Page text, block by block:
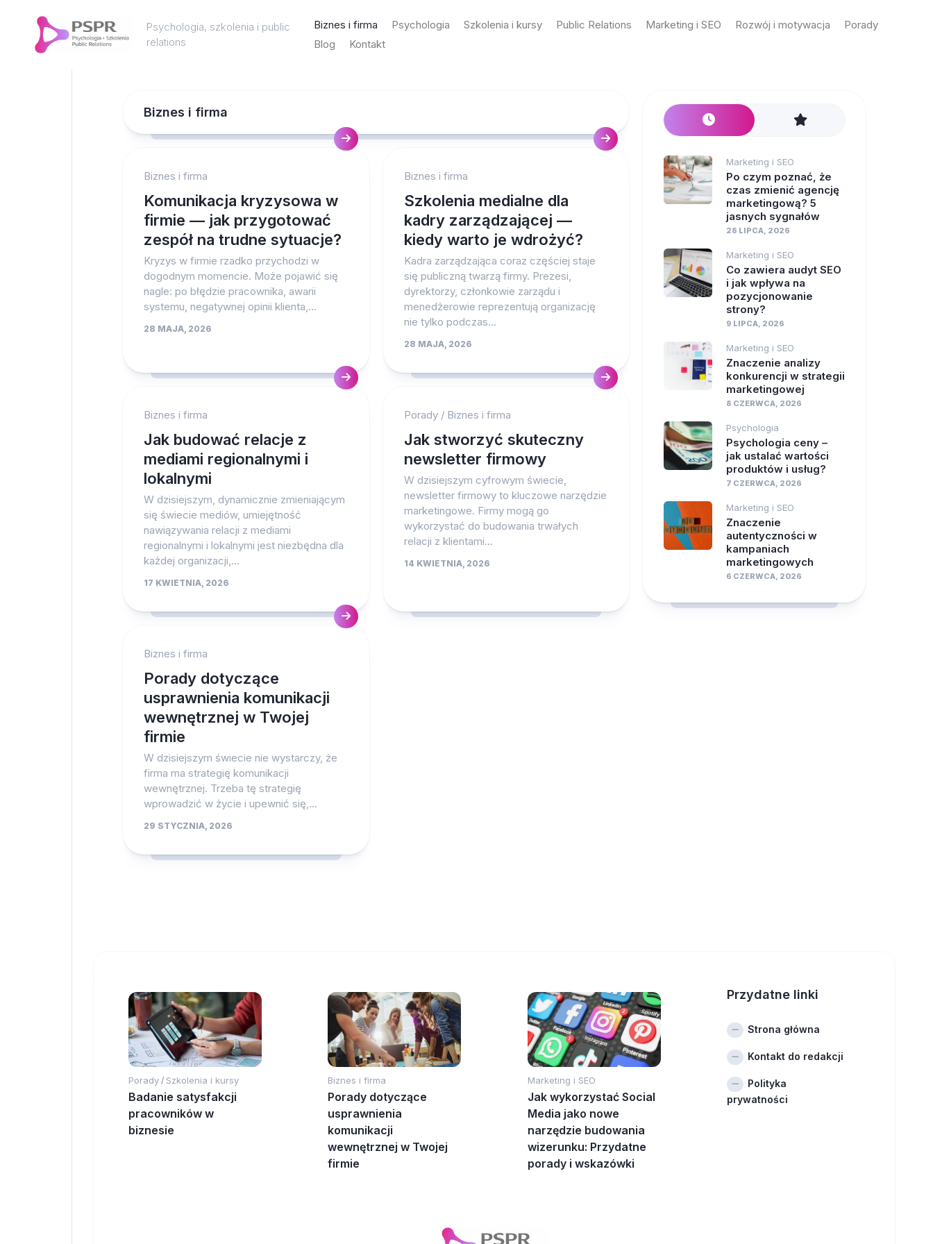
Psychologia, szkolenia i public
relations
Biznes i firma Psychologia Szkolenia i kursy Public Relations Marketing i SEO Rozwój i motywacja
Porady
Blog
Kontakt
Biznes i firma
Biznes i firma
Komunikacja kryzysowa w
firmie — jak przygotować
zespół na trudne sytuacje?
Kryzys w firmie rzadko przychodzi w
dogodnym momencie. Może pojawić się
nagle: po błędzie pracownika, awarii
systemu, negatywnej opinii klienta,...
28 MAJA, 2026
Biznes i firma
Szkolenia medialne dla
kadry zarządzającej —
kiedy warto je wdrożyć?
Kadra zarządzająca coraz częściej staje
się publiczną twarzą firmy. Prezesi,
dyrektorzy, członkowie zarządu i
menedżerowie reprezentują organizację
nie tylko podczas...
28 MAJA, 2026
Biznes i firma
Jak budować relacje z
mediami regionalnymi i
lokalnymi
W dzisiejszym, dynamicznie zmieniającym
się świecie mediów, umiejętność
nawiązywania relacji z mediami
regionalnymi i lokalnymi jest niezbędna dla
każdej organizacji,...
17 KWIETNIA, 2026
Porady/ Biznes i firma
Jak stworzyć skuteczny
newsletter firmowy
W dzisiejszym cyfrowym świecie,
newsletter firmowy to kluczowe narzędzie
marketingowe. Firmy mogą go
wykorzystać do budowania trwałych
relacji z klientami...
14 KWIETNIA, 2026
Biznes i firma
Porady dotyczące
usprawnienia komunikacji
wewnętrznej w Twojej
firmie
W dzisiejszym świecie nie wystarczy, że
firma ma strategię komunikacji
wewnętrznej. Trzeba tę strategię
wprowadzić w życie i upewnić się,...
29 STYCZNIA, 2026
Marketing i SEO
Po czym poznać, że
czas zmienić agencję
marketingową? 5
jasnych sygnałów
28 LIPCA, 2026
Marketing i SEO
Co zawiera audyt SEO
i jak wpływa na
pozycjonowanie
strony?
9 LIPCA, 2026
Marketing i SEO
Znaczenie analizy
konkurencji w strategii
marketingowej
8 CZERWCA, 2026
Psychologia
Psychologia ceny –
jak ustalać wartości
produktów i usług?
7 CZERWCA, 2026
Marketing i SEO
Znaczenie
autentyczności w
kampaniach
marketingowych
6 CZERWCA, 2026
Porady / Szkolenia i kursy
Badanie satysfakcji
pracowników w
biznesie
Biznes i firma
Porady dotyczące
usprawnienia
komunikacji
wewnętrznej w Twojej
firmie
Marketing i SEO
Jak wykorzystać Social
Media jako nowe
narzędzie budowania
wizerunku: Przydatne
porady i wskazówki
Przydatne linki
Strona główna
Kontakt do redakcji
Polityka
prywatności